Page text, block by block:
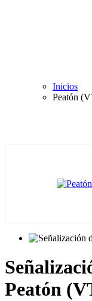
Inicios
Peatón
Peatón